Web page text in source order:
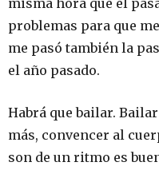
problemas para que
me pasó también la
el año pasado.
Habrá que bailar.
más, convencer al
son de un ritmo es